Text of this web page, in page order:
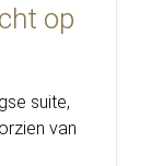
op
suite,
van